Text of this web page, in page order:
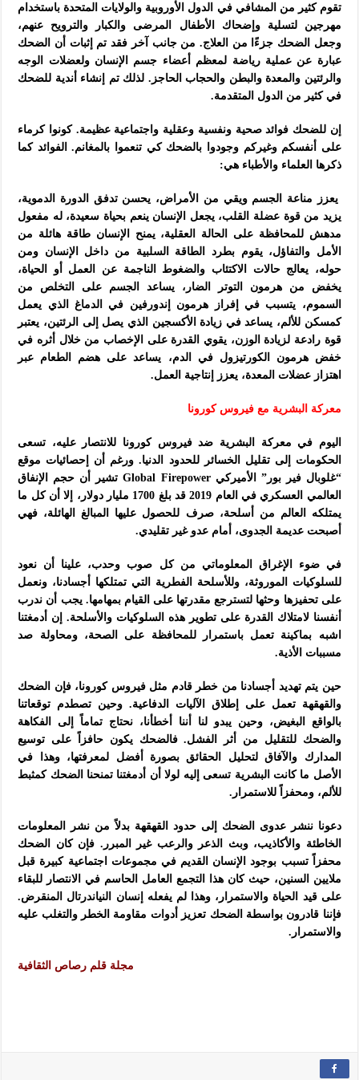
تقوم كثير من المشافي في الدول الأوروبية والولايات المتحدة باستخدام
مهرجين لتسلية وإضحاك الأطفال المرضى والكبار والترويح عنهم،
وجعل الضحك جزءًا من العلاج. من جانب آخر فقد تم إثبات أن الضحك
عبارة عن عملية رياضة لمعظم أعضاء جسم الإنسان ولعضلات الوجه
والرئتين والمعدة والبطن والحجاب الحاجز. لذلك تم إنشاء أندية للضحك
في كثير من الدول المتقدمة.
إن للضحك فوائد صحية ونفسية وعقلية واجتماعية عظيمة. كونوا كرماء
على أنفسكم وغيركم وجودوا بالضحك كي تنعموا بالمغانم. الفوائد كما
ذكرها العلماء والأطباء هي:
يعزز مناعة الجسم ويقي من الأمراض، يحسن تدفق الدورة الدموية،
يزيد من قوة عضلة القلب، يجعل الإنسان ينعم بحياة سعيدة، له مفعول
مدهش للمحافظة على الحالة العقلية، يمنح الإنسان طاقة هائلة من
الأمل والتفاؤل، يقوم بطرد الطاقة السلبية من داخل الإنسان ومن
حوله، يعالج حالات الاكتئاب والضغوط الناجمة عن العمل أو الحياة،
يخفض من هرمون التوتر الضار، يساعد الجسم على التخلص من
السموم، يتسبب في إفراز هرمون إندورفين في الدماغ الذي يعمل
كمسكن للألم، يساعد في زيادة الأكسجين الذي يصل إلى الرئتين، يعتبر
قوة رادعة لزيادة الوزن، يقوي القدرة على الإخصاب من خلال أثره في
خفض هرمون الكورتيزول في الدم، يساعد على هضم الطعام عبر
اهتزاز عضلات المعدة، يعزز إنتاجية العمل.
معركة البشرية مع فيروس كورونا
اليوم في معركة البشرية ضد فيروس كورونا للانتصار عليه، تسعى
الحكومات إلى تقليل الخسائر للحدود الدنيا. ورغم أن إحصائيات موقع
“غلوبال فير بور” الأميركي Global Firepower تشير أن حجم الإنفاق
العالمي العسكري في العام 2019 قد بلغ 1700 مليار دولار، إلا أن كل ما
يمتلكه العالم من أسلحة، صرف للحصول عليها المبالغ الهائلة، فهي
أصبحت عديمة الجدوى، أمام عدو غير تقليدي.
في ضوء الإغراق المعلوماتي من كل صوب وحدب، علينا أن نعود
للسلوكيات الموروثة، وللأسلحة الفطرية التي تمتلكها أجسادنا، ونعمل
على تحفيزها وحثها لتسترجع مقدرتها على القيام بمهامها. يجب أن ندرب
أنفسنا لامتلاك القدرة على تطوير هذه السلوكيات والأسلحة. إن أدمغتنا
اشبه بماكينة تعمل باستمرار للمحافظة على الصحة، ومحاولة صد
مسببات الأذية.
حين يتم تهديد أجسادنا من خطر قادم مثل فيروس كورونا، فإن الضحك
والقهقهة تعمل على إطلاق الآليات الدفاعية. وحين تصطدم توقعاتنا
بالواقع البغيض، وحين يبدو لنا أننا أخطأنا، نحتاج تماماً إلى الفكاهة
والضحك للتقليل من أثر الفشل. فالضحك يكون حافزاً على توسيع
المدارك والآفاق لتحليل الحقائق بصورة أفضل لمعرفتها، وهذا في
الأصل ما كانت البشرية تسعى إليه لولا أن أدمغتنا تمنحنا الضحك كمثبط
للألم، ومحفزاً للاستمرار.
دعونا ننشر عدوى الضحك إلى حدود القهقهة بدلاً من نشر المعلومات
الخاطئة والأكاذيب، وبث الذعر والرعب غير المبرر. فإن كان الضحك
محفزاً تسبب بوجود الإنسان القديم في مجموعات اجتماعية كبيرة قبل
ملايين السنين، حيث كان هذا التجمع العامل الحاسم في الانتصار للبقاء
على قيد الحياة والاستمرار، وهذا لم يفعله إنسان النياندرتال المنقرض.
فإننا قادرون بواسطة الضحك تعزيز أدوات مقاومة الخطر والتغلب عليه
والاستمرار.
مجلة قلم رصاص الثقافية